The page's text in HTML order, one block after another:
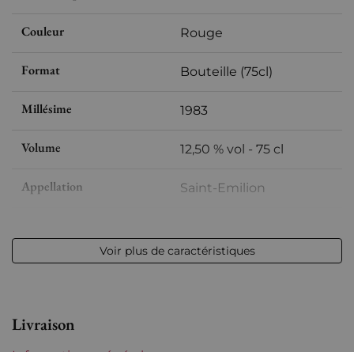
Couleur Rouge
Format Bouteille (75cl)
Millésime 1983
Volume 12,50 % vol - 75 cl
Appellation Saint-Emilion
Etiquette Légèrement abîmée
Voir plus de caractéristiques
Livraison